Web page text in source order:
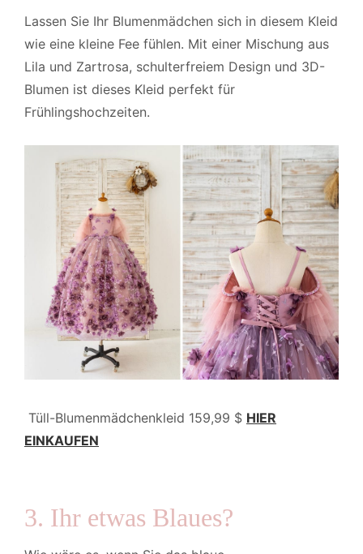
Lassen Sie Ihr Blumenmädchen sich in diesem Kleid
wie eine kleine Fee fühlen. Mit einer Mischung aus
Lila und Zartrosa, schulterfreiem Design und 3D-
Blumen ist dieses Kleid perfekt für
Frühlingshochzeiten.
Tüll-Blumenmädchenkleid 159,99 $ HIER
EINKAUFEN
3. Ihr etwas Blaues?